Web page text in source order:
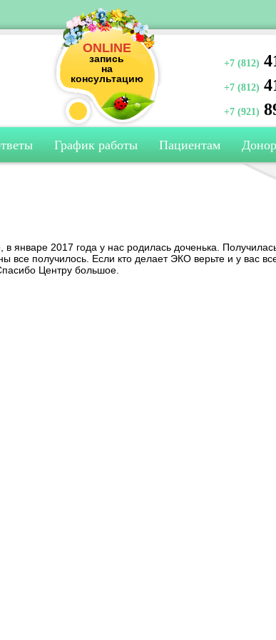
ONLINE
запись
на
консультацию
+7 (812)
+7 (812)
+7 (921)
График работы Пациентам
январе 2017 года у нас родилась доченька.
все получилось. Если кто делает ЭКО верьте и у вас
Центру большое.